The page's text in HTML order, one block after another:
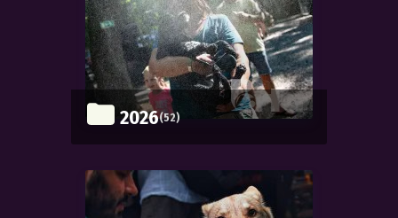
2026(52)